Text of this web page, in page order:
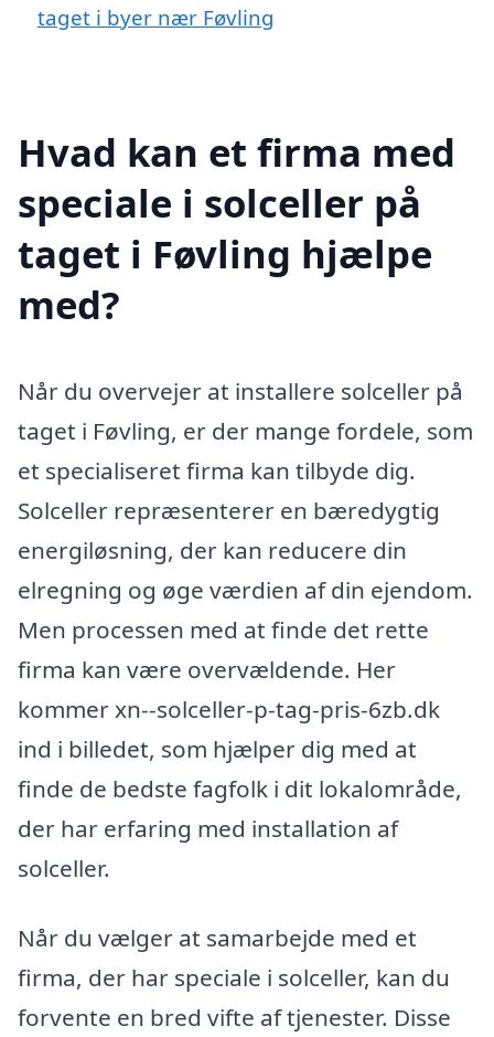
taget i byer nær Føvling
Hvad kan et firma med
speciale i solceller på
taget i Føvling hjælpe
med?
Når du overvejer at installere solceller på
taget i Føvling, er der mange fordele, som
et specialiseret firma kan tilbyde dig.
Solceller repræsenterer en bæredygtig
energiløsning, der kan reducere din
elregning og øge værdien af din ejendom.
Men processen med at finde det rette
firma kan være overvældende. Her
kommer xn--solceller-p-tag-pris-6zb.dk
ind i billedet, som hjælper dig med at
finde de bedste fagfolk i dit lokalområde,
der har erfaring med installation af
solceller.
Når du vælger at samarbejde med et
firma, der har speciale i solceller, kan du
forvente en bred vifte af tjenester. Disse